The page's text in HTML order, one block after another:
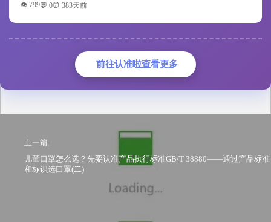
👁️ 799💬 0⏰ 383天前
前往认准啦查看更多
上一篇:
儿童口罩怎么选？先要认准产品执行标准GB/T 38880——通过产品标准
和标识选口罩(二)